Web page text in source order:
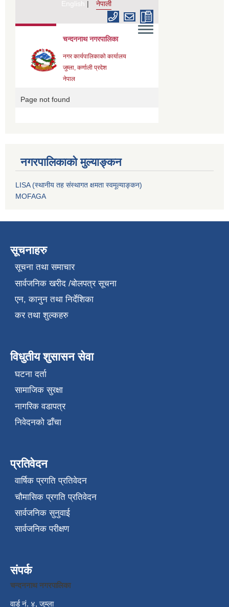
नगरपालिकाको मुल्याङ्कन
LISA (स्थानीय तह संस्थागत क्षमता स्वमूल्याङ्कन)
MOFAGA
सूचनाहरु
सूचना तथा समाचार
सार्वजनिक खरीद /बोलपत्र सूचना
एन, कानुन तथा निर्देशिका
कर तथा शुल्कहरु
विधुतीय शुसासन सेवा
घटना दर्ता
सामाजिक सुरक्षा
नागरिक वडापत्र
निवेदनको ढाँचा
प्रतिवेदन
वार्षिक प्रगति प्रतिवेदन
चौमासिक प्रगति प्रतिवेदन
सार्वजनिक सुनुवाई
सार्वजनिक परीक्षण
संपर्क
चन्दननाथ नगरपालिका
वार्ड नं. ४, जुम्ला